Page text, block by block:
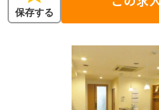
保存する